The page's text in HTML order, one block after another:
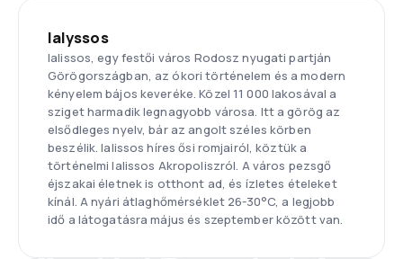
Ialyssos
Ialissos, egy festői város Rodosz nyugati partján
Görögországban, az ókori történelem és a modern
kényelem bájos keveréke. Közel 11 000 lakosával a
sziget harmadik legnagyobb városa. Itt a görög az
elsődleges nyelv, bár az angolt széles körben
beszélik. Ialissos híres ősi romjairól, köztük a
történelmi Ialissos Akropoliszról. A város pezsgő
éjszakai életnek is otthont ad, és ízletes ételeket
kínál. A nyári átlaghőmérséklet 26-30°C, a legjobb
idő a látogatásra május és szeptember között van.